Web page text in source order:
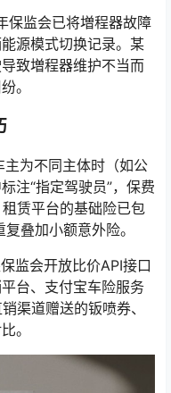
保监会已将増程器故障
源模式切换记录。某
致増程器维护不当而
。
主为不同主体时（如公
注“指定驾驶员”，保费
赁平台的基础险已包
叠加小额意外险。
监会开放比价API接口
台、支付宝车险服务
渠道赠送的钣喷券、
。